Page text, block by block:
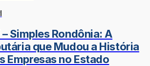
Simples Rondônia: A
que Mudou a História
Empresas no Estado